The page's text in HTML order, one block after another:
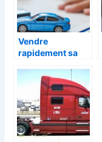
Vendre
rapidement sa
école